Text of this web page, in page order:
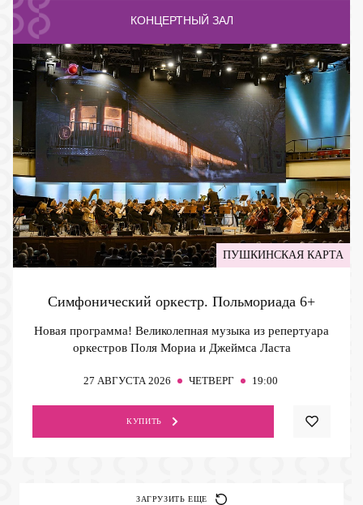
КОНЦЕРТНЫЙ ЗАЛ
ПУШКИНСКАЯ КАРТА
Симфонический оркестр. Польмориада 6+
Новая программа! Великолепная музыка из репертуара
оркестров Поля Мориа и Джеймса Ласта
27 АВГУСТА 2026 ЧЕТВЕРГ 19:00
КУПИТЬ
ЗАГРУЗИТЬ ЕЩЕ